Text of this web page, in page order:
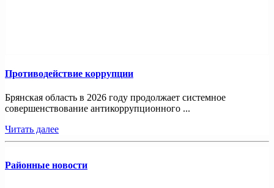
Противодействие коррупции
Брянская область в 2026 году продолжает системное
совершенствование антикоррупционного ...
Читать далее
Районные новости